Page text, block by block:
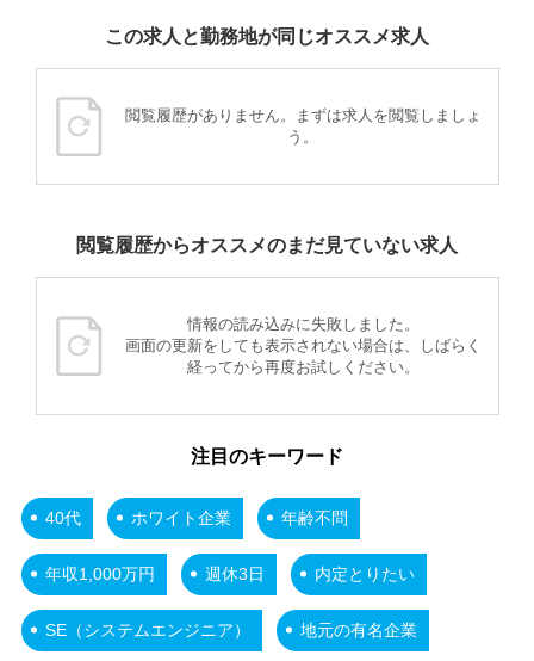
この求人と勤務地が同じオススメ求人
閲覧履歴がありません。まずは求人を閲覧しましょ
う。
閲覧履歴からオススメのまだ見ていない求人
情報の読み込みに失敗しました。
画面の更新をしても表示されない場合は、しばらく
経ってから再度お試しください。
注目のキーワード
40代 ホワイト企業 年齢不問
年収1,000万円 週休3日 内定とりたい
SE（システムエンジニア） 地元の有名企業